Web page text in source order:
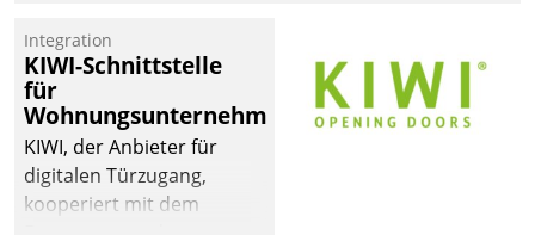
Integration
KIWI-Schnittstelle
für
Wohnungsunternehmen
KIWI, der Anbieter für
digitalen Türzugang,
kooperiert mit dem